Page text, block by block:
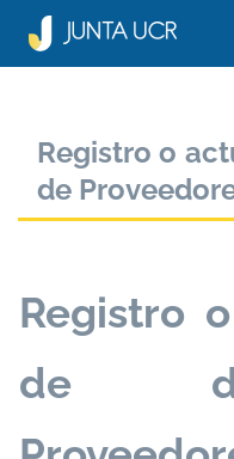
Registro o
de
Registro
de